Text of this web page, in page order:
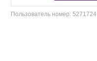
Пользователь номер:5271724